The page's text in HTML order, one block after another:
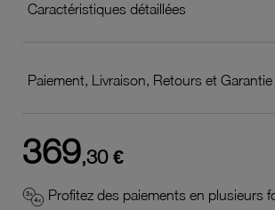
Caractéristiques détaillées
Paiement, Livraison, Retours et Garantie
369,30 €
Profitez des paiements en plusieurs